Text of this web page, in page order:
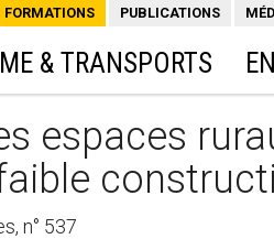
FORMATIONS PUBLICATIONS
& TRANSPORTS
espaces
n° 537